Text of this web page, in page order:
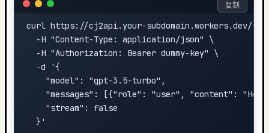
curl https://cj2api.your-subdomain.workers.dev/
  -H "Content-Type: application/json" \
  -H "Authorization: Bearer dummy-key" \
  -d '{
    "model": "gpt-3.5-turbo",
"messages": [{"role": "user", "content":
    "stream": false
复制